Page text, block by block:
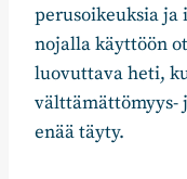
perusoikeuksia ja
nojalla käyttöön
luovuttava heti,
välttämättömyys-
enää täyty.